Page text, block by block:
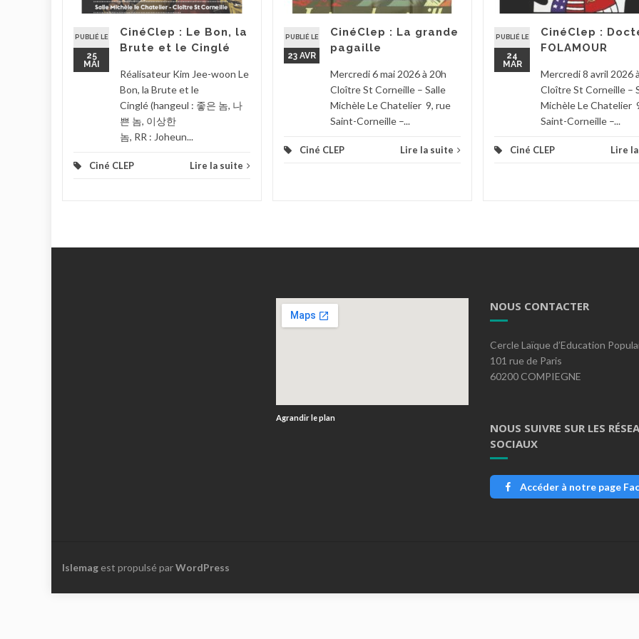
PUBLIÉ LE
25
MAI
CinéClep : Le Bon, la
Brute et le Cinglé
Réalisateur Kim Jee-woon Le
Bon, la Brute et le
Cinglé (hangeul : 좋은 놈, 나
쁜 놈, 이상한
놈, RR : Joheun...
Ciné CLEP Lire la suite
PUBLIÉ LE
23 AVR
CinéClep : La grande
pagaille
Mercredi 6 mai 2026 à 20h
Cloître St Corneille – Salle
Michèle Le Chatelier 9, rue
Saint-Corneille –...
Ciné CLEP Lire la suite
PUBLIÉ LE
24
MAR
CinéClep :
FOLAMOUR
Mercredi 8 avril 2026
Cloître St Corneille –
Michèle Le Chatelier
Saint-Corneille –...
Ciné CLEP Lire
Agrandir le plan
NOUS CONTACTER
Cercle Laïque d’Education
101 rue de Paris
60200 COMPIEGNE
NOUS SUIVRE SUR LES
SOCIAUX
Accéder à notre page
Islemag est propulsé parWordPress